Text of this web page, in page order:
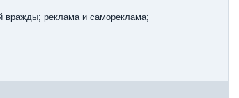
вражды; реклама и самореклама;